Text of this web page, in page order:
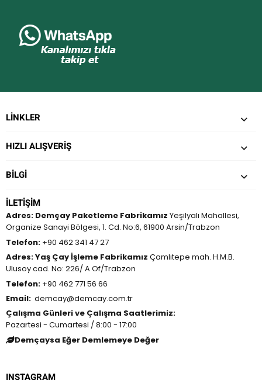
İLETIŞIM
Adres: Demçay Paketleme Fabrikamız Yeşilyalı Mahallesi,
Organize Sanayi Bölgesi, 1. Cd. No:6, 61900 Arsin/Trabzon
Telefon: +90 462 341 47 27
Adres:Yaş Çay İşleme Fabrikamız Çamlıtepe mah. H.M.B.
Ulusoy cad. No: 226/ A Of/Trabzon
Telefon: +90 462 771 56 66
Email: demcay@demcay.com.tr
Çalışma Günleri ve Çalışma Saatlerimiz:
Pazartesi - Cumartesi / 8:00 - 17:00
Demçaysa Eğer Demlemeye Değer
LINKLER
HIZLI ALIŞVERİŞ
BILGI
INSTAGRAM